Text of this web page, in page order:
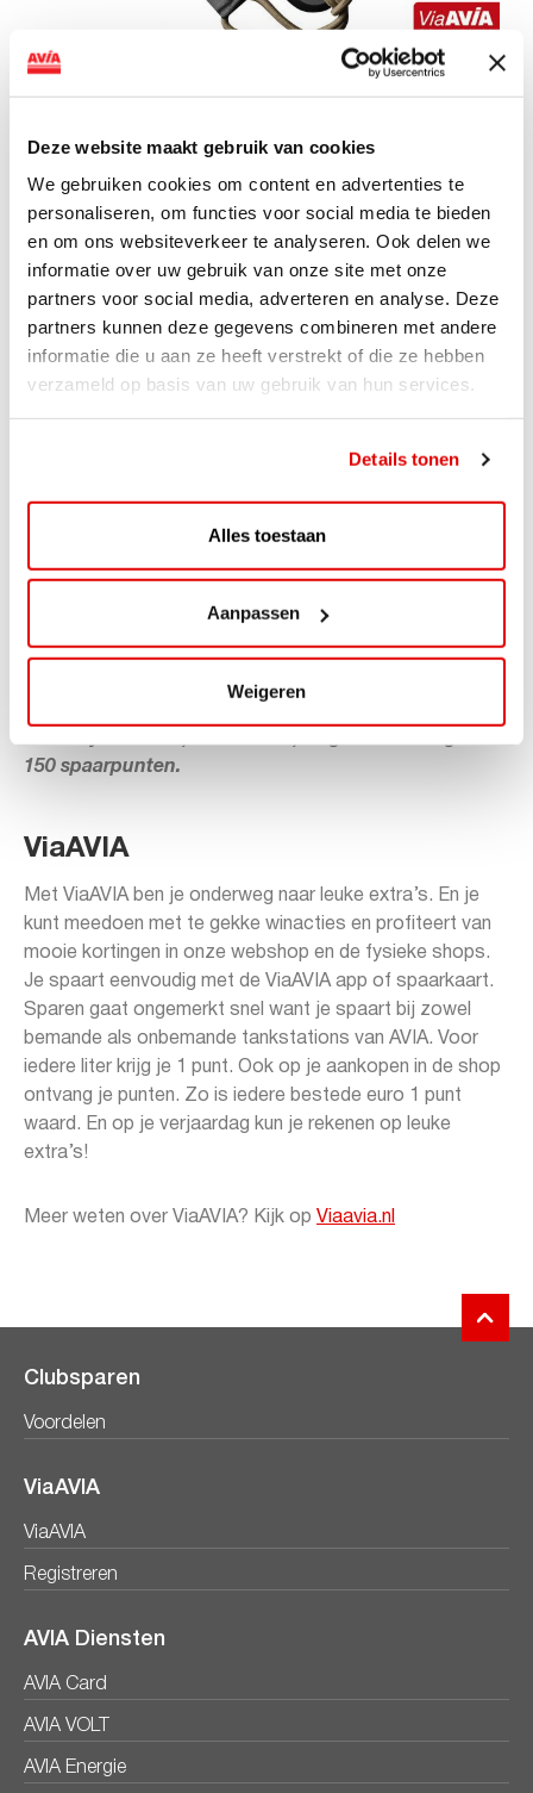
Deze website maakt gebruik van cookies
We gebruiken cookies om content en advertenties te
personaliseren, om functies voor social media te bieden
en om ons websiteverkeer te analyseren. Ook delen we
informatie over uw gebruik van onze site met onze
partners voor social media, adverteren en analyse. Deze
partners kunnen deze gegevens combineren met andere
informatie die u aan ze heeft verstrekt of die ze hebben
verzameld op basis van uw gebruik van hun services.
Details tonen
Alles toestaan
Aanpassen
Weigeren
kwijt bent? Dit is nu mogelijk dankzij de Orbitkey x
Chipolo Tracker
Download de Chipolo app, koppel de Tracker en bevestig
de Tracker aan je tas, portemonnee, sleutels, of wat je
ook maar wil. Zo raak je deze nooit meer kwijt. Ben je
toch iets verloren? Met een druk op de knop gaat het
‘alarm’ af op de Tracker. Het alarm produceert maar
liefst 95 decibel, wat er voor zorgt dat je op ruime
telefoon. Als de Tracker zich meer dan 50 meter van de
telefoon bevindt, kan deze worden teruggevonden door
aan praktisch alles bevestigd kan worden. Uiteraard is de
Tracker zo gemaakt dat deze perfect in je Orbitkey
150 spaarpunten.
ViaAVIA
Met ViaAVIA ben je onderweg naar leuke extra’s. En je
kunt meedoen met te gekke winacties en profiteert van
mooie kortingen in onze webshop en de fysieke shops.
Je spaart eenvoudig met de ViaAVIA app of spaarkaart.
Sparen gaat ongemerkt snel want je spaart bij zowel
bemande als onbemande tankstations van AVIA. Voor
iedere liter krijg je 1 punt. Ook op je aankopen in de shop
ontvang je punten. Zo is iedere bestede euro 1 punt
waard. En op je verjaardag kun je rekenen op leuke
extra’s!
Meer weten over ViaAVIA? Kijk op Viaavia.nl
Clubsparen
Voordelen
ViaAVIA
ViaAVIA
Registreren
AVIA Diensten
AVIA Card
AVIA VOLT
AVIA Energie